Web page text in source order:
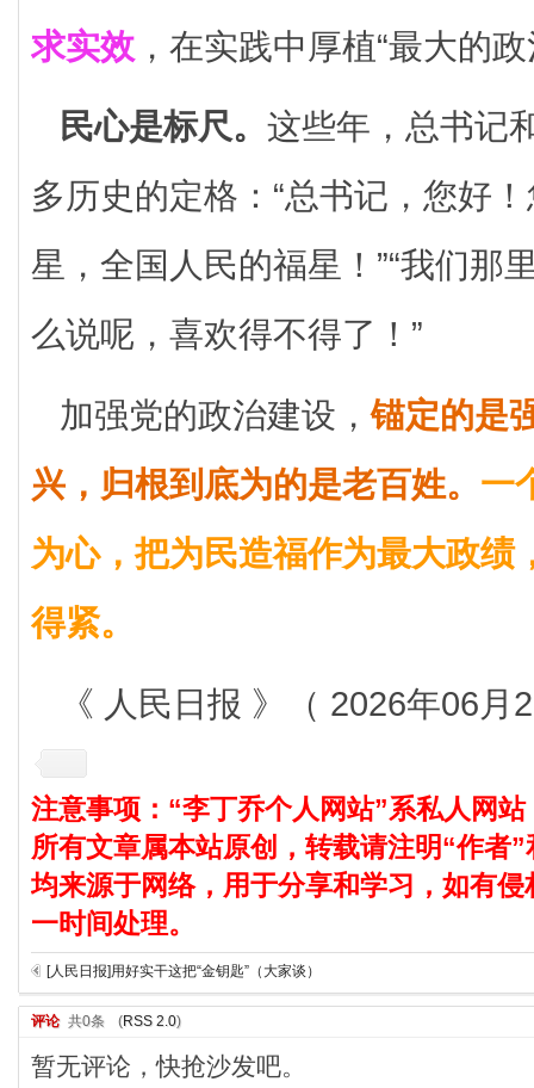
求实效 ，在实践中厚植“最大的政
民心是标尺。 这些年，总书记
多历史的定格：“总书记，您好
星，全国人民的福星！”“我们
么说呢，喜欢得不得了！”
加强党的政治建设，锚定的是
兴，归根到底为的是老百姓。 一
为心，把为民造福作为最大政绩
得紧。
《 人民日报 》（ 2026年06月
注意事项：“李丁乔个人网站”系私人网
所有文章属本站原创，转载请注明“作者
均来源于网络，用于分享和学习，如有
一时间处理。
[人民日报]用好实干这把“金钥匙”（大家谈）
评论 共0条 (RSS 2.0)
暂无评论，快抢沙发吧。